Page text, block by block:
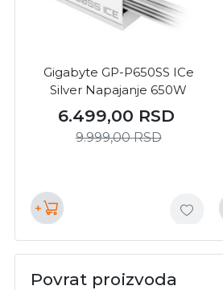
Gigabyte GP-P650SS ICe
Silver Napajanje 650W
6.499,00 RSD
9.999,00RSD
+
Povrat proizvoda